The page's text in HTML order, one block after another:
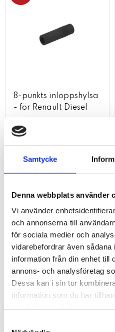
Samtycke
Denna webbplats använder
Vi använder
och annonserna till
för sociala medier och
vidarebefordrar även sådana
information från din enhet till
annons- och analysföretag
Dessa kan i sin tur
information som du har
8-punkts inloppshylsa
- för Renault Diesel
118
159kr
KÖP
42%